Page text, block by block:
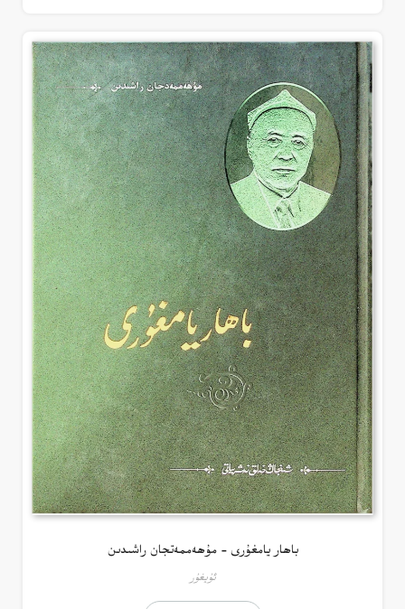
باھار يامغۇرى – مۇھەممەتجان راشىدىن
ئۇيغۇر